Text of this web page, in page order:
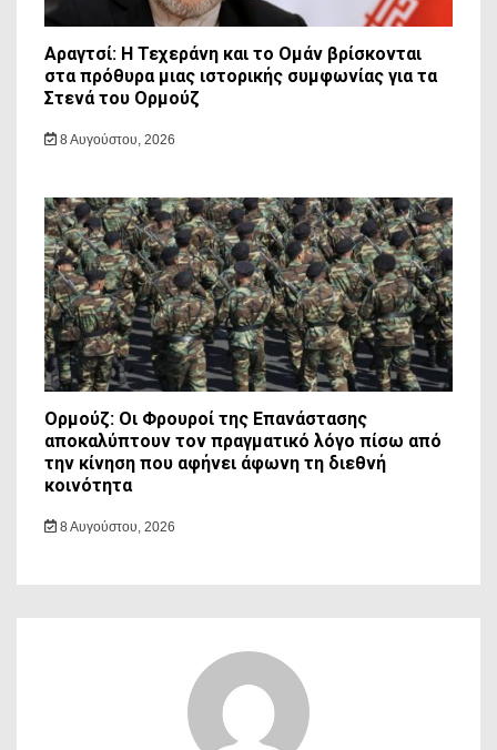
Αραγτσί: Η Τεχεράνη και το Ομάν βρίσκονται
στα πρόθυρα μιας ιστορικής συμφωνίας για τα
Στενά του Ορμούζ
8 Αυγούστου, 2026
Ορμούζ: Οι Φρουροί της Επανάστασης
αποκαλύπτουν τον πραγματικό λόγο πίσω από
την κίνηση που αφήνει άφωνη τη διεθνή
κοινότητα
8 Αυγούστου, 2026